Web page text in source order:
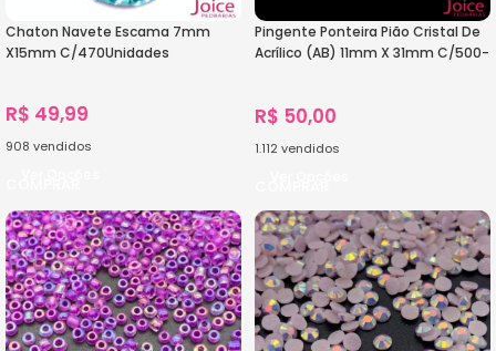
Chaton Navete Escama 7mm
X15mm C/470Unidades
R$ 49,99
908 vendidos
Pingente Ponteira Pião Cristal De
Acrílico (AB) 11mm X 31mm C/500-
R$ 50,00
1.112 vendidos